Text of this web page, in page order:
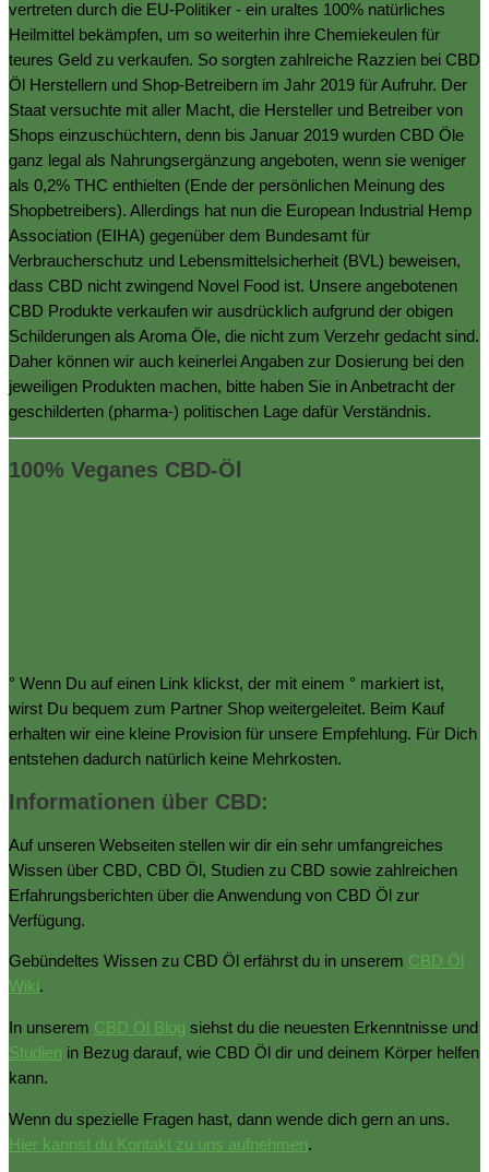
vertreten durch die EU-Politiker - ein uraltes 100% natürliches
Heilmittel bekämpfen, um so weiterhin ihre Chemiekeulen für
teures Geld zu verkaufen. So sorgten zahlreiche Razzien bei CBD
Öl Herstellern und Shop-Betreibern im Jahr 2019 für Aufruhr. Der
Staat versuchte mit aller Macht, die Hersteller und Betreiber von
Shops einzuschüchtern, denn bis Januar 2019 wurden CBD Öle
ganz legal als Nahrungsergänzung angeboten, wenn sie weniger
als 0,2% THC enthielten (Ende der persönlichen Meinung des
Shopbetreibers). Allerdings hat nun die European Industrial Hemp
Association (EIHA) gegenüber dem Bundesamt für
Verbraucherschutz und Lebensmittelsicherheit (BVL) beweisen,
dass CBD nicht zwingend Novel Food ist. Unsere angebotenen
CBD Produkte verkaufen wir ausdrücklich aufgrund der obigen
Schilderungen als Aroma Öle, die nicht zum Verzehr gedacht sind.
Daher können wir auch keinerlei Angaben zur Dosierung bei den
jeweiligen Produkten machen, bitte haben Sie in Anbetracht der
geschilderten (pharma-) politischen Lage dafür Verständnis.
100% Veganes CBD-Öl
° Wenn Du auf einen Link klickst, der mit einem ° markiert ist,
wirst Du bequem zum Partner Shop weitergeleitet. Beim Kauf
erhalten wir eine kleine Provision für unsere Empfehlung. Für Dich
entstehen dadurch natürlich keine Mehrkosten.
Informationen über CBD:
Auf unseren Webseiten stellen wir dir ein sehr umfangreiches
Wissen über CBD, CBD Öl, Studien zu CBD sowie zahlreichen
Erfahrungsberichten über die Anwendung von CBD Öl zur
Verfügung.
Gebündeltes Wissen zu CBD Öl erfährst du in unserem CBD Öl
Wiki.
In unserem CBD Öl Blog siehst du die neuesten Erkenntnisse und
Studien in Bezug darauf, wie CBD Öl dir und deinem Körper helfen
kann.
Wenn du spezielle Fragen hast, dann wende dich gern an uns.
Hier kannst du Kontakt zu uns aufnehmen.